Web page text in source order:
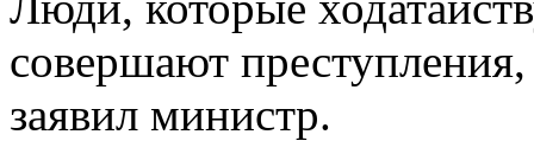
совершают
заявил министр.